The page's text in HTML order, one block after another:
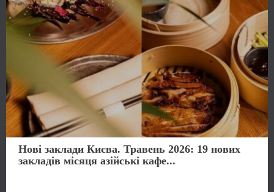
Нові заклади Києва. Травень 2026: 19 нових
закладів місяця азійські кафе...